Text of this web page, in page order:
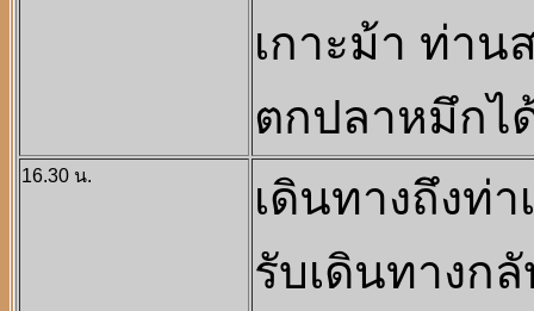
เกาะม้า ท่าน
ตกปลาหมึกไ
16.30 น.
เดินทางถึงท่า
รับเดินทางก